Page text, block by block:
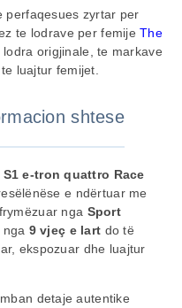
perfaqesues zyrtar per
te lodrave per femijeThe
lodra origjinale, te markave
luajtur femijet.
shtese
e-tron quattro Race
e ndërtuar me
nga Sport
9 vjeç e lart do të
ekspozuar dhe luajtur
detaje autentike